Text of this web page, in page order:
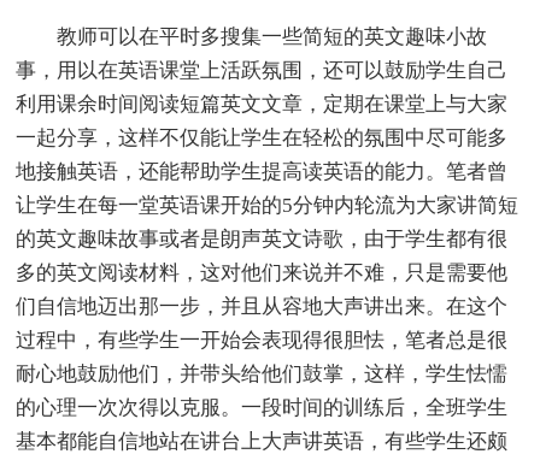
教师可以在平时多搜集一些简短的英文趣味小故
事，用以在英语课堂上活跃氛围，还可以鼓励学生自己
利用课余时间阅读短篇英文文章，定期在课堂上与大家
一起分享，这样不仅能让学生在轻松的氛围中尽可能多
地接触英语，还能帮助学生提高读英语的能力。笔者曾
让学生在每一堂英语课开始的5分钟内轮流为大家讲简短
的英文趣味故事或者是朗声英文诗歌，由于学生都有很
多的英文阅读材料，这对他们来说并不难，只是需要他
们自信地迈出那一步，并且从容地大声讲出来。在这个
过程中，有些学生一开始会表现得很胆怯，笔者总是很
耐心地鼓励他们，并带头给他们鼓掌，这样，学生怯懦
的心理一次次得以克服。一段时间的训练后，全班学生
基本都能自信地站在讲台上大声讲英语，有些学生还颇